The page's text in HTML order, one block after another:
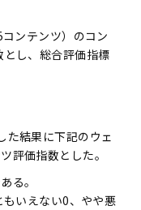
ンテンツ）のコン
とし、総合評価指標
た結果に下記のウェ
評価指数とした。
る。
いえない0、やや悪